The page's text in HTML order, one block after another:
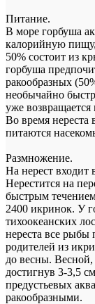
Питание.
В море горбуша
калорийную
50% состоит из
горбуша
ракообразных
необычайно
уже
Во время нереста
питаются
Размножение.
На нерест входит
Нерестится на
быстрым
2400 икринок. У
тихоокеанских
нереста все рыбы
родителей из
до весны.
достигнув 3-3,5
предустьевых
ракообразными.